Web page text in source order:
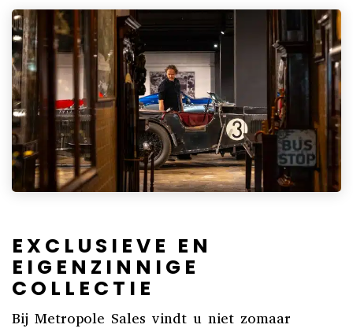
EXCLUSIEVE EN
EIGENZINNIGE
COLLECTIE
Bij Metropole Sales vindt u niet zomaar